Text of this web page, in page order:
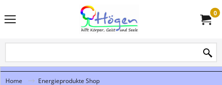
0
Home Energieprodukte Shop